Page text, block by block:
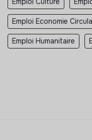
Emploi Economie
Emploi Humanitaire